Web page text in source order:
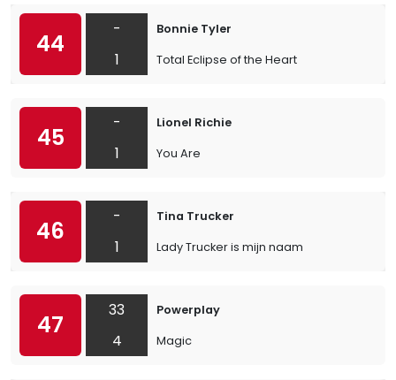
44
-
1
Bonnie Tyler
Total Eclipse of the Heart
45
-
1
Lionel Richie
You Are
46
-
1
Tina Trucker
Lady Trucker is mijn naam
47
33
4
Powerplay
Magic